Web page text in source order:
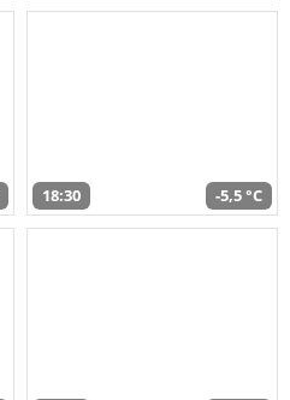
18:30 -5,5 °C